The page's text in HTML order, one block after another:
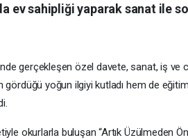
ev sahipliği yaparak sanat ile
gerçekleşen özel davete, sanat, iş ve
gördüğü yoğun ilgiyi kutladı hem de
okurlarla buluşan “Artık Üzülmeden